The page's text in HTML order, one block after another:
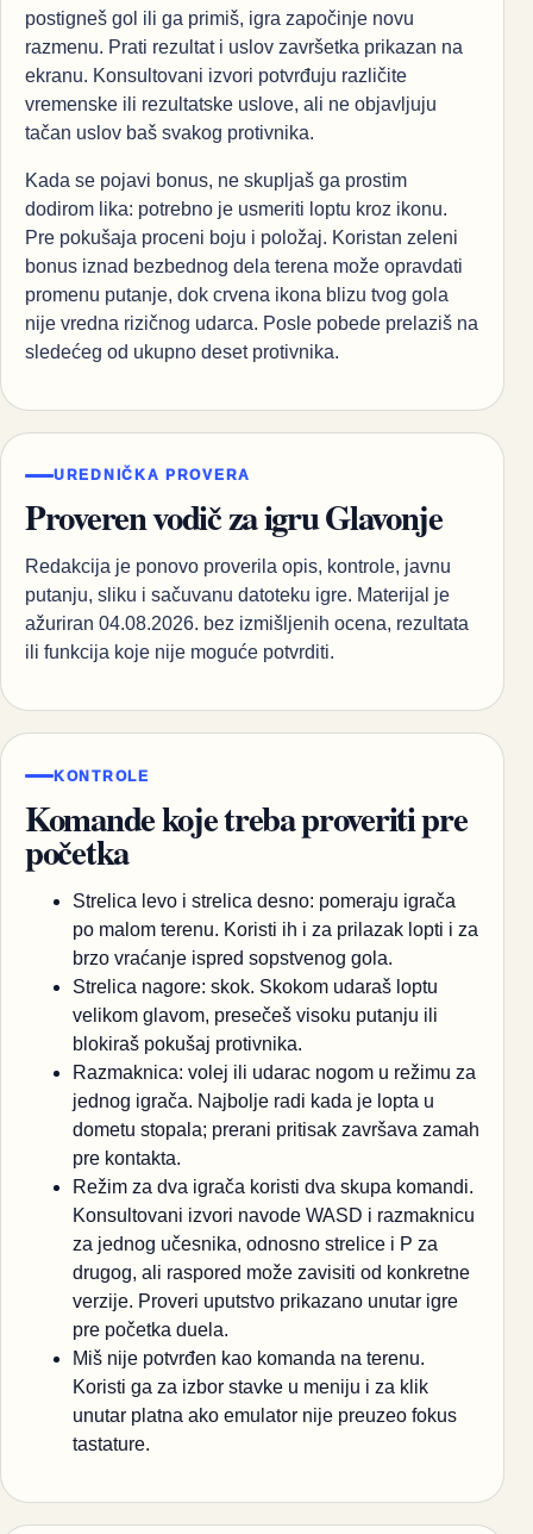
postigneš gol ili ga primiš, igra započinje novu
razmenu. Prati rezultat i uslov završetka prikazan na
ekranu. Konsultovani izvori potvrđuju različite
vremenske ili rezultatske uslove, ali ne objavljuju
tačan uslov baš svakog protivnika.
Kada se pojavi bonus, ne skupljaš ga prostim
dodirom lika: potrebno je usmeriti loptu kroz ikonu.
Pre pokušaja proceni boju i položaj. Koristan zeleni
bonus iznad bezbednog dela terena može opravdati
promenu putanje, dok crvena ikona blizu tvog gola
nije vredna rizičnog udarca. Posle pobede prelaziš na
sledećeg od ukupno deset protivnika.
UREDNIČKA PROVERA
Proveren vodič za igru Glavonje
Redakcija je ponovo proverila opis, kontrole, javnu
putanju, sliku i sačuvanu datoteku igre. Materijal je
ažuriran 04.08.2026. bez izmišljenih ocena, rezultata
ili funkcija koje nije moguće potvrditi.
KONTROLE
Komande koje treba proveriti pre
početka
Strelica levo i strelica desno: pomeraju igrača
po malom terenu. Koristi ih i za prilazak lopti i za
brzo vraćanje ispred sopstvenog gola.
Strelica nagore: skok. Skokom udaraš loptu
velikom glavom, presečeš visoku putanju ili
blokiraš pokušaj protivnika.
Razmaknica: volej ili udarac nogom u režimu za
jednog igrača. Najbolje radi kada je lopta u
dometu stopala; prerani pritisak završava zamah
pre kontakta.
Režim za dva igrača koristi dva skupa komandi.
Konsultovani izvori navode WASD i razmaknicu
za jednog učesnika, odnosno strelice i P za
drugog, ali raspored može zavisiti od konkretne
verzije. Proveri uputstvo prikazano unutar igre
pre početka duela.
Miš nije potvrđen kao komanda na terenu.
Koristi ga za izbor stavke u meniju i za klik
unutar platna ako emulator nije preuzeo fokus
tastature.